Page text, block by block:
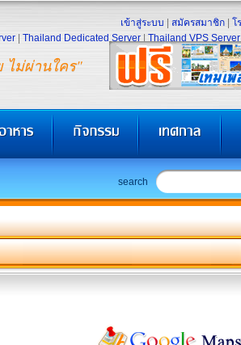
ไม่ผ่านใคร"
เข้าสู่ระบบ สมัครสมาชิก โ
Thailand Dedicated Server Thailand VPS Server
search